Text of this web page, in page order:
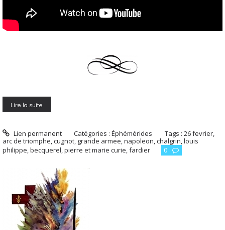
Lire la suite
Lien permanent Catégories :Éphémérides Tags :26 fevrier,
arc de triomphe,cugnot, grande armee,napoleon,chalgrin,louis
philippe,becquerel,pierre et marie curie,fardier 0